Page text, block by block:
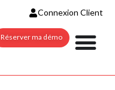
Connexion Client
Réserver ma démo